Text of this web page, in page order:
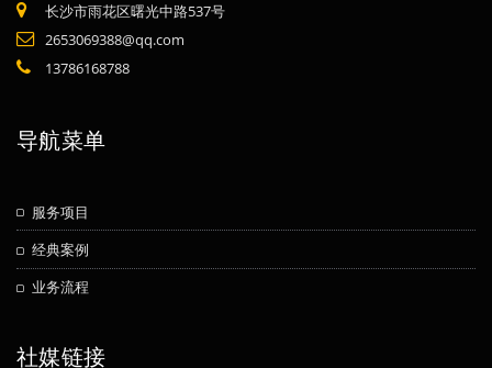
长沙市雨花区曙光中路537号
2653069388@qq.com
13786168788
导航菜单
服务项目
经典案例
业务流程
社媒链接